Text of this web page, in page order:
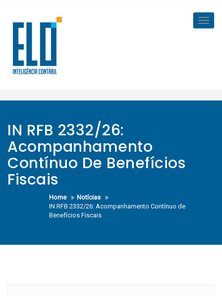
content
IN RFB 2332/26:
Acompanhamento
Contínuo De Benefícios
Fiscais
Home
Notícias
IN RFB 2332/26: Acompanhamento Contínuo de
Benefícios Fiscais